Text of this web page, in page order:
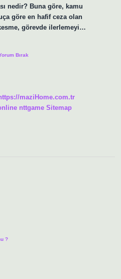
nedir? Buna göre, kamu
göre en hafif ceza olan
görevde ilerlemeyi…
Bırak
maziHome.com.tr
nttgame Sitemap
?